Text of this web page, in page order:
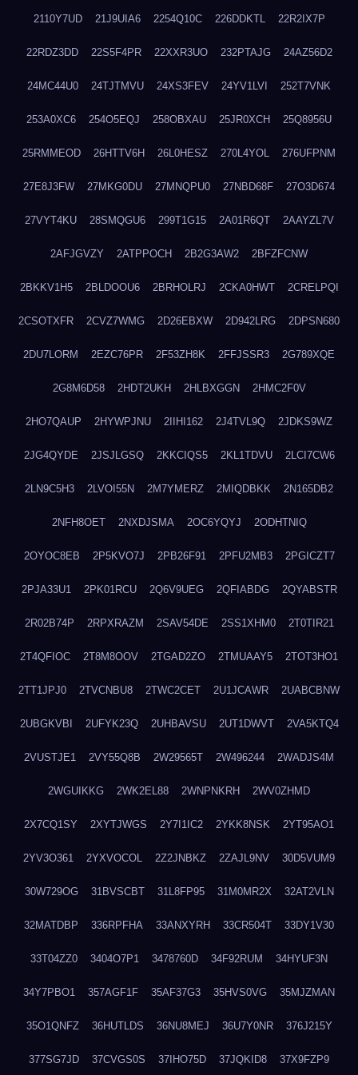
2110Y7UD 21J9UIA6 2254Q10C 226DDKTL 22R2IX7P
22RDZ3DD 22S5F4PR 22XXR3UO 232PTAJG 24AZ56D2
24MC44U0 24TJTMVU 24XS3FEV 24YV1LVI 252T7VNK
253A0XC6 254O5EQJ 258OBXAU 25JR0XCH 25Q8956U
25RMMEOD 26HTTV6H 26L0HESZ 270L4YOL 276UFPNM
27E8J3FW 27MKG0DU 27MNQPU0 27NBD68F 27O3D674
27VYT4KU 28SMQGU6 299T1G15 2A01R6QT 2AAYZL7V
2AFJGVZY 2ATPPOCH 2B2G3AW2 2BFZFCNW
2BKKV1H5 2BLDOOU6 2BRHOLRJ 2CKA0HWT 2CRELPQI
2CSOTXFR 2CVZ7WMG 2D26EBXW 2D942LRG 2DPSN680
2DU7LORM 2EZC76PR 2F53ZH8K 2FFJSSR3 2G789XQE
2G8M6D58 2HDT2UKH 2HLBXGGN 2HMC2F0V
2HO7QAUP 2HYWPJNU 2IIHI162 2J4TVL9Q 2JDKS9WZ
2JG4QYDE 2JSJLGSQ 2KKCIQS5 2KL1TDVU 2LCI7CW6
2LN9C5H3 2LVOI55N 2M7YMERZ 2MIQDBKK 2N165DB2
2NFH8OET 2NXDJSMA 2OC6YQYJ 2ODHTNIQ
2OYOC8EB 2P5KVO7J 2PB26F91 2PFU2MB3 2PGICZT7
2PJA33U1 2PK01RCU 2Q6V9UEG 2QFIABDG 2QYABSTR
2R02B74P 2RPXRAZM 2SAV54DE 2SS1XHM0 2T0TIR21
2T4QFIOC 2T8M8OOV 2TGAD2ZO 2TMUAAY5 2TOT3HO1
2TT1JPJ0 2TVCNBU8 2TWC2CET 2U1JCAWR 2UABCBNW
2UBGKVBI 2UFYK23Q 2UHBAVSU 2UT1DWVT 2VA5KTQ4
2VUSTJE1 2VY55Q8B 2W29565T 2W496244 2WADJS4M
2WGUIKKG 2WK2EL88 2WNPNKRH 2WV0ZHMD
2X7CQ1SY 2XYTJWGS 2Y7I1IC2 2YKK8NSK 2YT95AO1
2YV3O361 2YXVOCOL 2Z2JNBKZ 2ZAJL9NV 30D5VUM9
30W729OG 31BVSCBT 31L8FP95 31M0MR2X 32AT2VLN
32MATDBP 336RPFHA 33ANXYRH 33CR504T 33DY1V30
33T04ZZ0 3404O7P1 3478760D 34F92RUM 34HYUF3N
34Y7PBO1 357AGF1F 35AF37G3 35HVS0VG 35MJZMAN
35O1QNFZ 36HUTLDS 36NU8MEJ 36U7Y0NR 376J215Y
377SG7JD 37CVGS0S 37IHO75D 37JQKID8 37X9FZP9